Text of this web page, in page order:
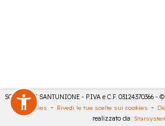
SONCINI E SANTUNIONE - P.IVA e C.F. 03124370366 -
Cookies - Rivedi le tue scelte sui cookies -
realizzato da